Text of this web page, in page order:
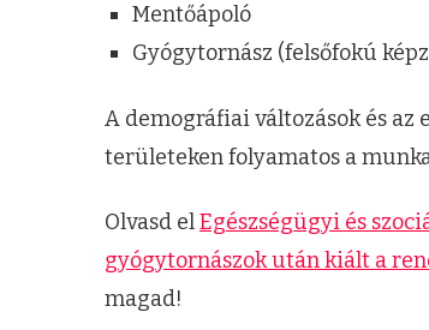
Mentőápoló
Gyógytornász (felsőfokú
A demográfiai változások és
területeken folyamatos a
Olvasd elEgészségügyi és
gyógytornászok után kiált a
magad!